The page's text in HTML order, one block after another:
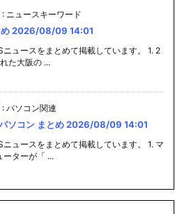
ニュースキーワード
め 2026/08/09 14:01
ニュースをまとめて掲載しています。 1. 2
た大阪の ...
パソコン関連
パソコン まとめ 2026/08/09 14:01
ュースをまとめて掲載しています。 1. マ
ターが「 ...